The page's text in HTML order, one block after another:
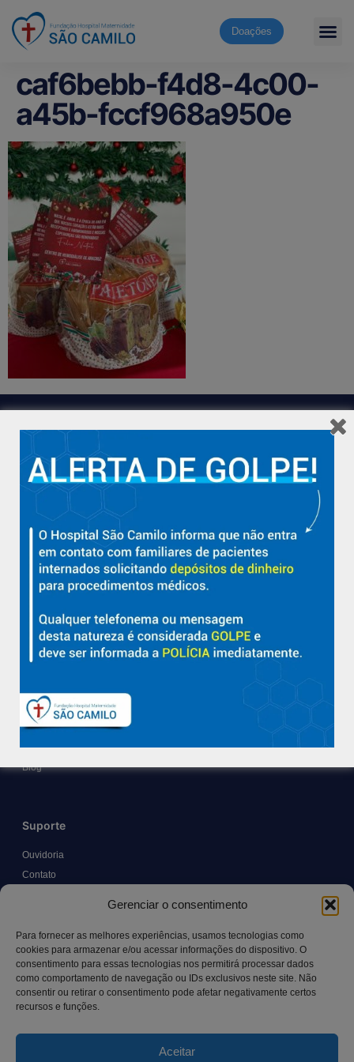
Gerenciar o consentimento
Para fornecer as melhores experiências, usamos tecnologias como
cookies para armazenar e/ou acessar informações do dispositivo. O
consentimento para essas tecnologias nos permitirá processar dados
como comportamento de navegação ou IDs exclusivos neste site. Não
consentir ou retirar o consentimento pode afetar negativamente certos
recursos e funções.
Aceitar
Doações
caf6bebb-f4d8-4c00-
a45b-fccf968a950e
Hospital São Camilo – há mais de 50 anos cuidando da saúde
com qualidade, acolhimento e compromisso com a vida em
Aracruz e região.
Sobre
Diretorias
Políticas e Normas
Trabalhe Conosco
Blog
Suporte
Ouvidoria
Contato
Canal LGPD e Segurança da Informação
Contato